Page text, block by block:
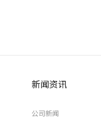
新闻资讯
公司新闻